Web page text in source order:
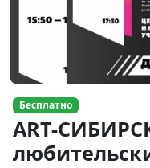
Бесплатно
ART-